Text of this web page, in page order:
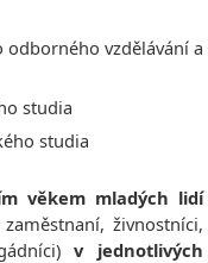
odborného vzdělávání a
studia
studia
věkem mladých lidí
živnostníci,
v jednotlivých